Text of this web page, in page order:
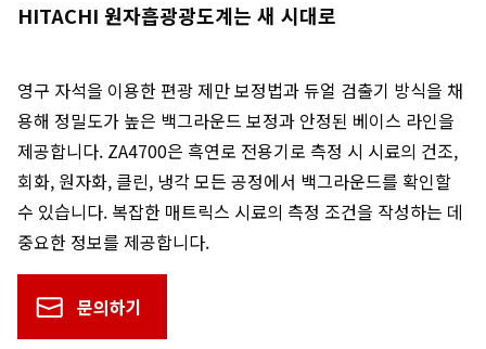
HITACHI 원자흡광광도계는 새 시대로
영구 자석을 이용한 편광 제만 보정법과 듀얼 검출기 방식을 채
용해 정밀도가 높은 백그라운드 보정과 안정된 베이스 라인을
제공합니다. ZA4700은 흑연로 전용기로 측정 시 시료의 건조,
회화, 원자화, 클린, 냉각 모든 공정에서 백그라운드를 확인할
수 있습니다. 복잡한 매트릭스 시료의 측정 조건을 작성하는 데
중요한 정보를 제공합니다.
문의하기